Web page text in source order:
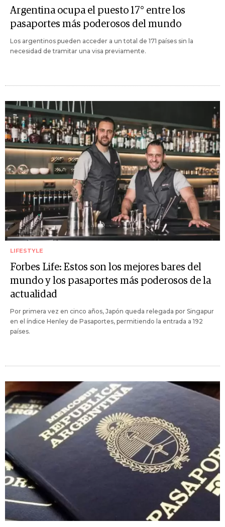
Argentina ocupa el puesto 17° entre los
pasaportes más poderosos del mundo
Los argentinos pueden acceder a un total de 171 países sin la
necesidad de tramitar una visa previamente.
LIFESTYLE
Forbes Life: Estos son los mejores bares del
mundo y los pasaportes más poderosos de la
actualidad
Por primera vez en cinco años, Japón queda relegada por Singapur
en el índice Henley de Pasaportes, permitiendo la entrada a 192
países.